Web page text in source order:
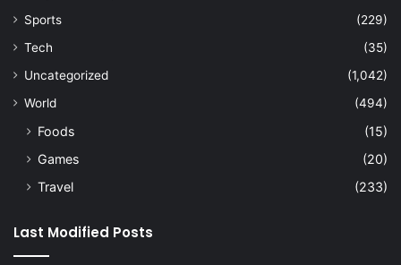
Sports
(229)
Tech
(35)
Uncategorized
(1,042)
World
(494)
Foods
(15)
Games
(20)
Travel
(233)
Last Modified Posts